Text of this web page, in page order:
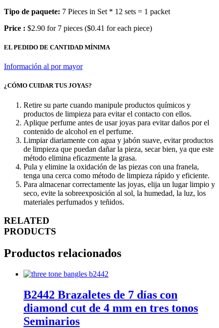
Tipo de paquete: 7 Pieces in Set * 12 sets = 1 packet
Price : $2.90 for 7 pieces ($0.41 for each piece)
EL PEDIDO DE CANTIDAD MÍNIMA
Información al por mayor
¿CÓMO CUIDAR TUS JOYAS?
Retire su parte cuando manipule productos químicos y
productos de limpieza para evitar el contacto con ellos.
Aplique perfume antes de usar joyas para evitar daños por el
contenido de alcohol en el perfume.
Limpiar diariamente con agua y jabón suave, evitar productos
de limpieza que puedan dañar la pieza, secar bien, ya que este
método elimina eficazmente la grasa.
Pula y elimine la oxidación de las piezas con una franela,
tenga una cerca como método de limpieza rápido y eficiente.
Para almacenar correctamente las joyas, elija un lugar limpio y
seco, evite la sobreexposición al sol, la humedad, la luz, los
materiales perfumados y teñidos.
RELATED
PRODUCTS
Productos relacionados
B2442 Brazaletes de 7 días con
diamond cut de 4 mm en tres tonos
Seminarios